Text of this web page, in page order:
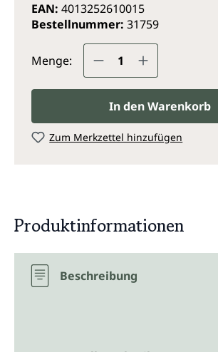
EAN: 4013252610015
Bestellnummer: 31759
Menge: Produkt Anzahl:
In den Warenkorb
Zum Merkzettel hinzufügen
Produktinformationen
Beschreibung